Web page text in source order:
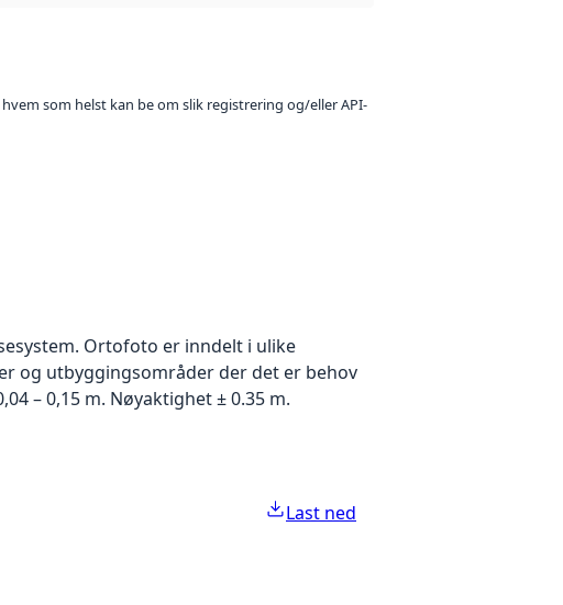
som helst kan be om slik registrering og/eller API-
Ortofoto er inndelt i ulike
og utbyggingsområder der det er behov
– 0,15 m. Nøyaktighet ± 0.35 m.
Last ned